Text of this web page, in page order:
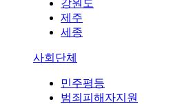
강원도
제주
세종
사회단체
민주평등
범죄피해자지원